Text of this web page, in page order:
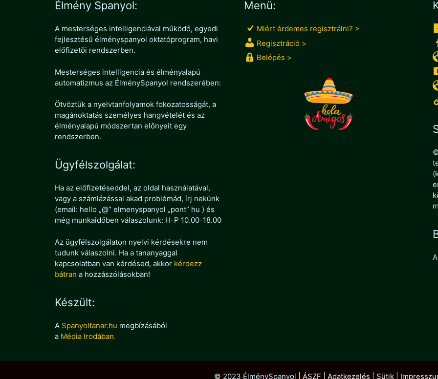
Élmény Spanyol:
A mesterséges intelligenciával működő, egyedi
fejlesztésű élményspanyol oktatóprogram, havi
előfizetői rendszerben.
Mesterséges intelligencia és élményalapú
automatizmus az ÉlménySpanyol rendszerében:
Ötvöztük a nyelvtanfolyamok fokozatosságát, a
magánoktatás személyes hangvételét és az
élményalapú módszertan előnyeit egy
rendszerben.
Ügyfélszolgálat:
Ha az előfizetéseddel, az oldal használatával,
vagy a számlázással akad problémád, írj nekünk
(email: hello „@” elmenyspanyol „pont” hu ) és
még munkaidőben válaszolunk: H-P 10.00-18.00
Az ügyfélszolgálaton nyelvi kérdésekre nem
tudunk válaszolni. Ha a tananyaggal
kapcsolatban van kérdésed, akkor kérdezz
bátran a hozzászólásokban!
Készült:
A Spanyoltanar.hu megbízásából
a Média Irodában.
Menü:
Miért érdemes regisztrálni? >
Regisztráció >
Belépés >
© 2023 ÉlménySpanyol | ÁSZF Adatkezelés Sütik